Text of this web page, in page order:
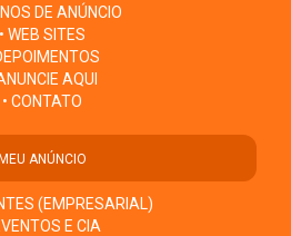
DE ANÚNCIO
• WEB SITES
AQUI
• CONTATO
MEU ANÚNCIO
(EMPRESARIAL)
E CIA